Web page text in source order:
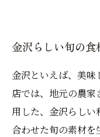
金沢らしい旬の
金沢といえば、美味
店では、地元の農
用した、金沢らし
合わせた旬の素材